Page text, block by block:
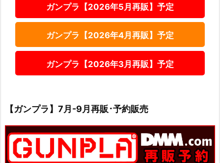
ガンプラ【2026年5月再販】予定
ガンプラ【2026年4月再販】予定
ガンプラ【2026年3月再販】予定
【ガンプラ】7月-9月再販･予約販売